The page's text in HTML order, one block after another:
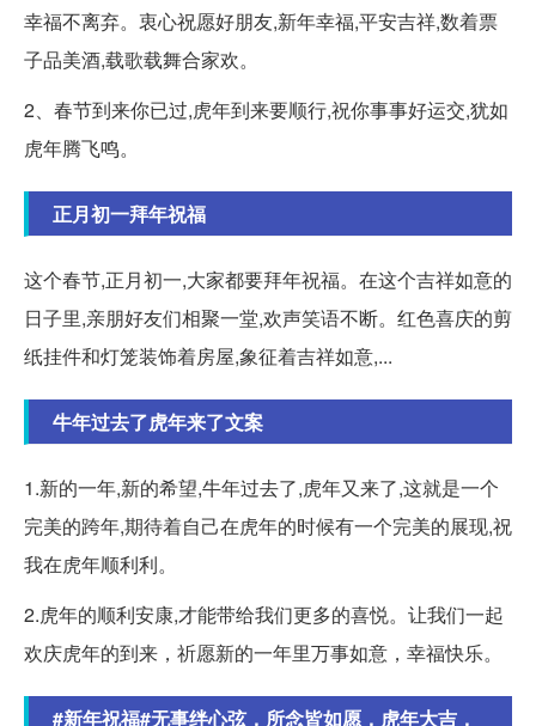
幸福不离弃。衷心祝愿好朋友,新年幸福,平安吉祥,数着票
子品美酒,载歌载舞合家欢。
2、春节到来你已过,虎年到来要顺行,祝你事事好运交,犹如
虎年腾飞鸣。
正月初一拜年祝福
这个春节,正月初一,大家都要拜年祝福。在这个吉祥如意的
日子里,亲朋好友们相聚一堂,欢声笑语不断。红色喜庆的剪
纸挂件和灯笼装饰着房屋,象征着吉祥如意,...
牛年过去了虎年来了文案
1.新的一年,新的希望,牛年过去了,虎年又来了,这就是一个
完美的跨年,期待着自己在虎年的时候有一个完美的展现,祝
我在虎年顺利利。
2.虎年的顺利安康,才能带给我们更多的喜悦。让我们一起
欢庆虎年的到来，祈愿新的一年里万事如意，幸福快乐。
#新年祝福#无事绊心弦，所念皆如愿，虎年大吉，